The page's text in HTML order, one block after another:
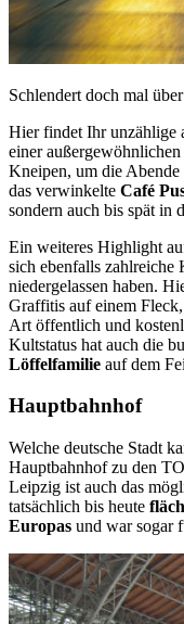
Schlendert doch mal
Hier findet Ihr unzählige
einer
Kneipen, um die
das verwinkelte Café
sondern auch bis spät in
Ein weiteres Highlight
sich ebenfalls zahlreiche
niedergelassen haben.
Graffitis auf einem
Art öffentlich und
Kultstatus hat auch die
Löffelfamilie auf dem
Hauptbahnhof
Welche deutsche Stadt
Hauptbahnhof zu den
Leipzig ist auch das
tatsächlich bis heute
Europas und war sogar